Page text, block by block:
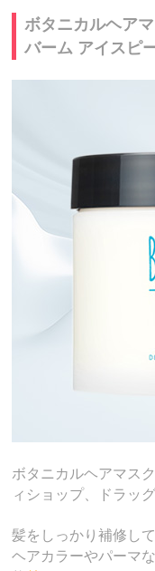
ボタニカルヘア
バーム アイスピ
ボタニカルヘアマス
ィショップ、ドラッ
髪をしっかり補修し
ヘアカラーやパーマ